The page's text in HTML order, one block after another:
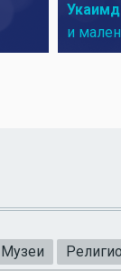
и
Музеи